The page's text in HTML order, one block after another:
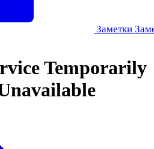
Заметки